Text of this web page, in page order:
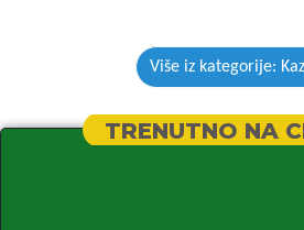
Više iz kategorije:
TRENUTNO NA